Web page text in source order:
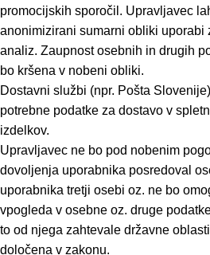
promocijskih sporočil. Upravljavec
anonimizirani sumarni obliki uporabi
analiz. Zaupnost osebnih in drugih
bo kršena v nobeni obliki.
Dostavni službi (npr. Pošta
potrebne podatke za dostavo v
izdelkov.
Upravljavec ne bo pod nobenim
dovoljenja uporabnika posredoval
uporabnika tretji osebi oz. ne bo
vpogleda v osebne oz. druge
to od njega zahtevale državne
določena v zakonu.